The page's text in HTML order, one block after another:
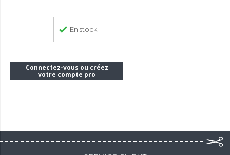
En stock
Connectez-vous ou créez
votre compte pro